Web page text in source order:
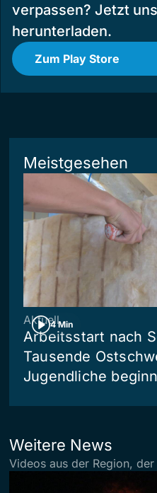
verpassen? Jetzt
herunterladen.
Zum Play Store
Meistgesehen
4 Min
Aktuell
Arbeitsstart nach
Tausende
Jugendliche
Weitere News
Videos aus der Region,